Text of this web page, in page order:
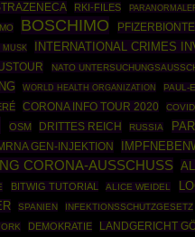
RKI-FILES
BOSCHIMO
MUSK INTERNATIONAL CRIMES
NATO
WORLD HEALTH ORGANIZATION PAUL-
CORONA INFO TOUR 2020
OSM DRITTES REICH RUSSIA
GEN-INJEKTION
CORONA-AUSSCHUSS
BITWIG TUTORIAL ALICE WEIDEL
SPANIEN INFEKTIONSSCHUTZGESETZ
DEMOKRATIE LANDGERICHT